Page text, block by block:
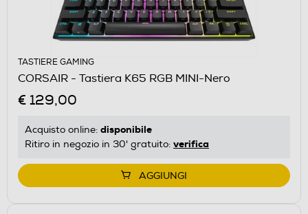
TASTIERE GAMING
CORSAIR - Tastiera K65 RGB MINI-Nero
€ 129,00
Acquisto online: disponibile
Ritiro in negozio in 30' gratuito: verifica
AGGIUNGI